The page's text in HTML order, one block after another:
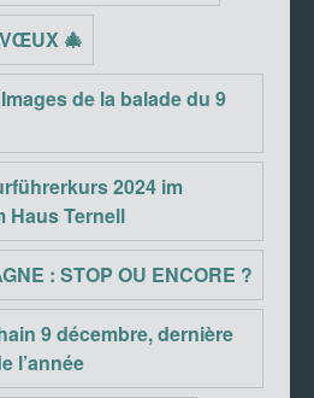
🎄
de la balade du 9
2024 im
Haus Ternell
: STOP OU ENCORE ?
9 décembre, dernière
l’année